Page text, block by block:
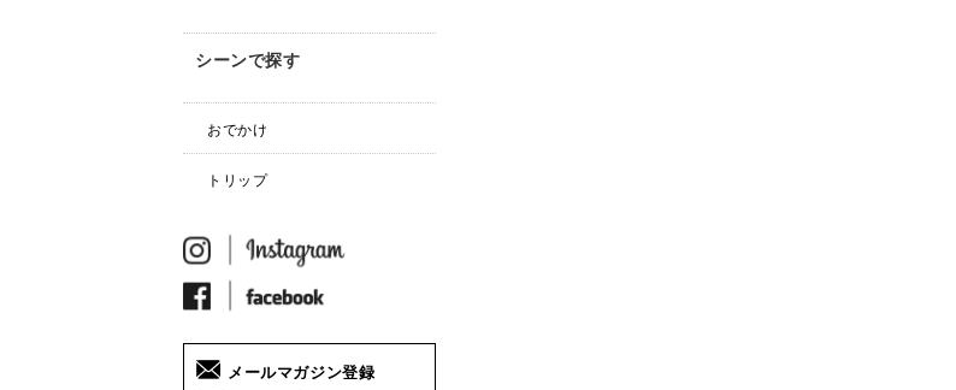
シーンで探す
おでかけ
トリップ
メールマガジン登録